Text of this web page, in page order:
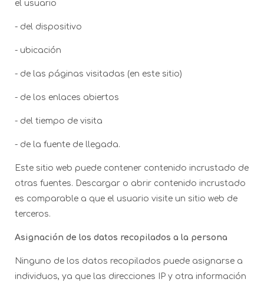
el usuario
- del dispositivo
- ubicación
- de las páginas visitadas (en este sitio)
- de los enlaces abiertos
- del tiempo de visita
- de la fuente de llegada.
Este sitio web puede contener contenido incrustado de
otras fuentes. Descargar o abrir contenido incrustado
es comparable a que el usuario visite un sitio web de
terceros.
Asignación de los datos recopilados a la persona
Ninguno de los datos recopilados puede asignarse a
individuos, ya que las direcciones IP y otra información